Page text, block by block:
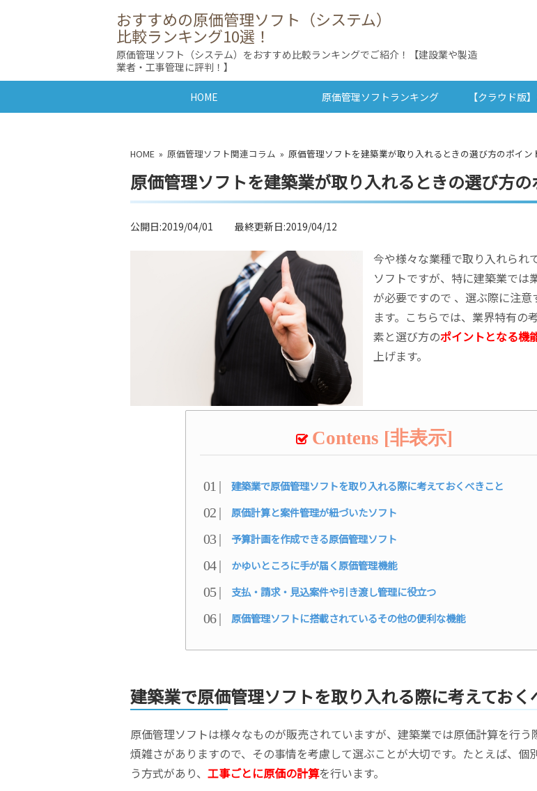
おすすめの原価管理ソフト（システム）
比較ランキング10選！
原価管理ソフト（システム）をおすすめ比較ランキングでご紹介！【建設業や製造
業者・工事管理に評判！】
HOME 原価管理ソフトランキング 【クラウド版
HOME »原価管理ソフト関連コラム » 原価管理ソフトを建築業が取り入れるときの選び方のポイン
原価管理ソフトを建築業が取り入れるときの選び方の
公開日:2019/04/01 最終更新日:2019/04/12
今や様々な業種で取り入れられ
ソフトですが、特に建築業では
が必要ですので 、選ぶ際に注意
ます。こちらでは、業界特有の
素と選び方のポイントとなる機
上げます。
Contens [非表示]
建築業で原価管理ソフトを取り入れる際に考えておくべきこと
原価計算と案件管理が紐づいたソフト
予算計画を作成できる原価管理ソフト
かゆいところに手が届く原価管理機能
支払・請求・見込案件や引き渡し管理に役立つ
原価管理ソフトに搭載されているその他の便利な機能
建築業で原価管理ソフトを取り入れる際に考えておく
原価管理ソフトは様々なものが販売されていますが、建築業では原価計算を行う
煩雑さがありますので、その事情を考慮して選ぶことが大切です。たとえば、個
う方式があり、工事ごとに原価の計算を行います。